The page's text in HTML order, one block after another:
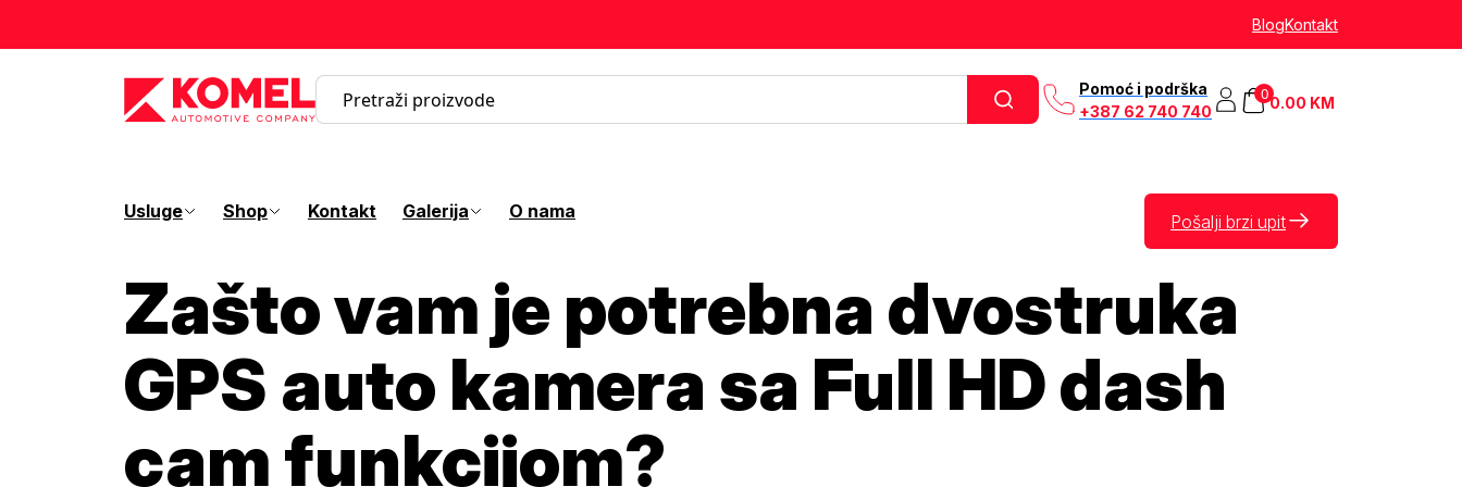
BlogKontakt
Pomoć i podrška
+387 62 740 740
0.00 KM
0
Usluge Shop Kontakt Galerija O nama Pošalji brzi upit
Zašto vam je potrebna dvostruka
GPS auto kamera sa Full HD dash
cam funkcijom?